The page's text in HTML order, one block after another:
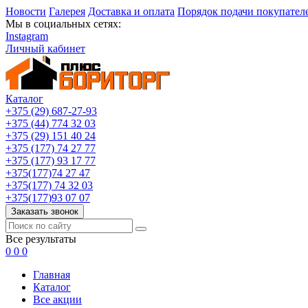
Новости Галерея Доставка и оплата Порядок подачи
Мы в социальных сетях:
Instagram
Личный кабинет
Каталог
+375 (29) 687-27-93
+375 (44) 774 32 03
+375 (29) 151 40 24
+375 (177) 74 27 77
+375 (177) 93 17 77
+375(177)74 27 47
+375(177) 74 32 03
+375(177)93 07 07
Заказать звонок
Все результаты
0 0 0
Главная
Каталог
Все акции